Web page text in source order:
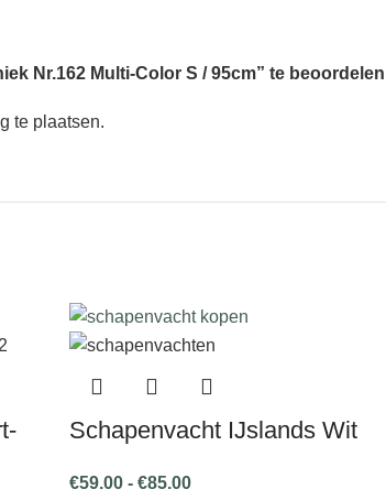
Nr.162 Multi-Color S / 95cm” te beoordelen
te plaatsen.
Schapenvacht IJslands Wit
€59.00 - €85.00